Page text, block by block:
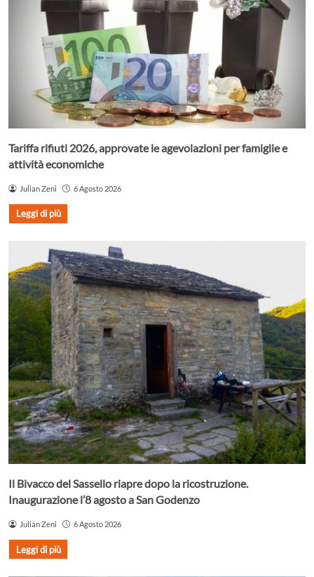
Tariffa rifiuti 2026, approvate le agevolazioni per famiglie e
attività economiche
Julian Zeni 6 Agosto 2026
Leggi di più
Il Bivacco del Sassello riapre dopo la ricostruzione.
Inaugurazione l’8 agosto a San Godenzo
Julian Zeni 6 Agosto 2026
Leggi di più